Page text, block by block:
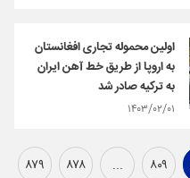
اولین محموله تجاری افغانستان
به اروپا از طریق خط آهن ایران
به ترکیه صادر شد
۱۴۰۳/۰۲/۰۱
۸۰۹ ... ۸۷۸ ۸۷۹